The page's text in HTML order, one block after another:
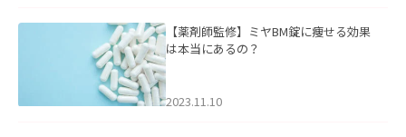
【薬剤師監修】ミヤBM錠に痩せる効果
は本当にあるの？
2023.11.10